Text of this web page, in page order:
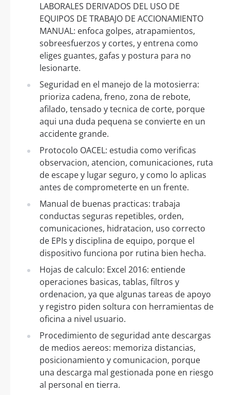
LABORALES DERIVADOS DEL USO DE
EQUIPOS DE TRABAJO DE ACCIONAMIENTO
MANUAL: enfoca golpes, atrapamientos,
sobreesfuerzos y cortes, y entrena como
eliges guantes, gafas y postura para no
lesionarte.
Seguridad en el manejo de la motosierra:
prioriza cadena, freno, zona de rebote,
afilado, tensado y tecnica de corte, porque
aqui una duda pequena se convierte en un
accidente grande.
Protocolo OACEL: estudia como verificas
observacion, atencion, comunicaciones, ruta
de escape y lugar seguro, y como lo aplicas
antes de comprometerte en un frente.
Manual de buenas practicas: trabaja
conductas seguras repetibles, orden,
comunicaciones, hidratacion, uso correcto
de EPIs y disciplina de equipo, porque el
dispositivo funciona por rutina bien hecha.
Hojas de calculo: Excel 2016: entiende
operaciones basicas, tablas, filtros y
ordenacion, ya que algunas tareas de apoyo
y registro piden soltura con herramientas de
oficina a nivel usuario.
Procedimiento de seguridad ante descargas
de medios aereos: memoriza distancias,
posicionamiento y comunicacion, porque
una descarga mal gestionada pone en riesgo
al personal en tierra.